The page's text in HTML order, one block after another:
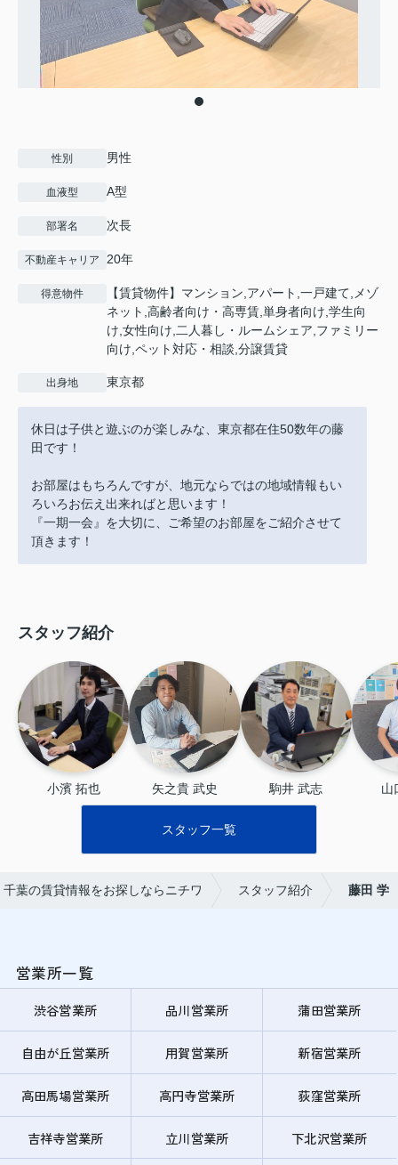
性別 男性
血液型 A型
部署名 次長
不動産キャリア 20年
得意物件
【賃貸物件】マンション,アパート,一戸建て,メゾ
ネット,高齢者向け・高専賃,単身者向け,学生向
け,女性向け,二人暮し・ルームシェア,ファミリー
向け,ペット対応・相談,分譲賃貸
出身地 東京都
休日は子供と遊ぶのが楽しみな、東京都在住50数年の藤
田です！
お部屋はもちろんですが、地元ならではの地域情報もい
ろいろお伝え出来ればと思います！
『一期一会』を大切に、ご希望のお部屋をご紹介させて
頂きます！
スタッフ紹介
小濱 拓也 矢之貴 武史 駒井 武志 山
スタッフ一覧
葉の賃貸情報をお探しならニチワ スタッフ紹介 藤田 学
営業所一覧
渋谷営業所 品川営業所 蒲田営業所
自由が丘営業所 用賀営業所 新宿営業所
高田馬場営業所 高円寺営業所 荻窪営業所
吉祥寺営業所 立川営業所 下北沢営業所